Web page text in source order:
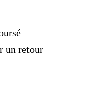
un retour